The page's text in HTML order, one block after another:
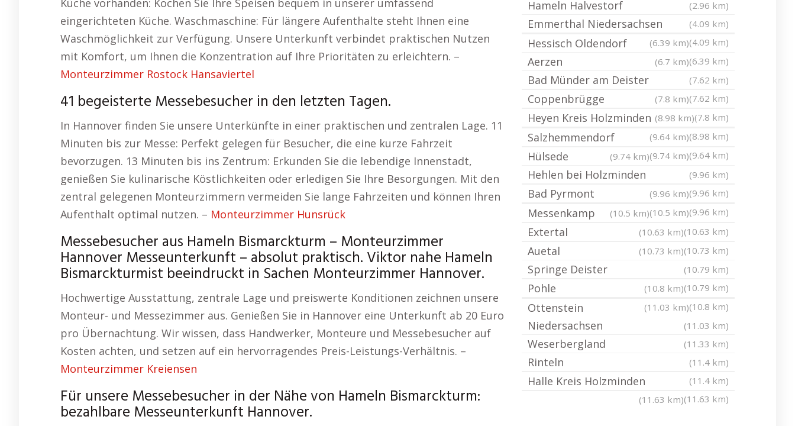
Küche vorhanden: Kochen Sie Ihre Speisen bequem in unserer umfassend
eingerichteten Küche. Waschmaschine: Für längere Aufenthalte steht Ihnen eine
Waschmöglichkeit zur Verfügung. Unsere Unterkunft verbindet praktischen Nutzen
mit Komfort, um Ihnen die Konzentration auf Ihre Prioritäten zu erleichtern. –
Monteurzimmer Rostock Hansaviertel
41 begeisterte Messebesucher in den letzten Tagen.
In Hannover finden Sie unsere Unterkünfte in einer praktischen und zentralen Lage. 11
Minuten bis zur Messe: Perfekt gelegen für Besucher, die eine kurze Fahrzeit
bevorzugen. 13 Minuten bis ins Zentrum: Erkunden Sie die lebendige Innenstadt,
genießen Sie kulinarische Köstlichkeiten oder erledigen Sie Ihre Besorgungen. Mit den
zentral gelegenen Monteurzimmern vermeiden Sie lange Fahrzeiten und können Ihren
Aufenthalt optimal nutzen. – Monteurzimmer Hunsrück
Messebesucher aus Hameln Bismarckturm – Monteurzimmer
Hannover Messeunterkunft – absolut praktisch. Viktor nahe Hameln
Bismarckturmist beeindruckt in Sachen Monteurzimmer Hannover.
Hochwertige Ausstattung, zentrale Lage und preiswerte Konditionen zeichnen unsere
Monteur- und Messezimmer aus. Genießen Sie in Hannover eine Unterkunft ab 20 Euro
pro Übernachtung. Wir wissen, dass Handwerker, Monteure und Messebesucher auf
Kosten achten, und setzen auf ein hervorragendes Preis-Leistungs-Verhältnis. –
Monteurzimmer Kreiensen
Für unsere Messebesucher in der Nähe von Hameln Bismarckturm:
bezahlbare Messeunterkunft Hannover.
Hameln Halvestorf (2.96 km)
Emmerthal Niedersachsen
(4.09 km)
(4.09 km)
(6.39 km)
Hessisch Oldendorf
(6.39 km)
Aerzen (6.7 km)
Bad Münder am Deister
(7.62 km)
(7.62 km)
Coppenbrügge
(7.8 km)
(7.8 km)
Heyen Kreis Holzminden (8.98 km)
(8.98 km)
(9.64 km)
Salzhemmendorf
(9.64 km)
(9.74 km)
Hülsede (9.74 km)
Hehlen bei Holzminden
(9.96 km)
(9.96 km)
Bad Pyrmont
(9.96 km)
(9.96 km)
(10.5 km)
Messenkamp
(10.5 km)
(10.63 km)
Extertal
(10.63 km)
(10.73 km)
Auetal (10.73 km)
Springe Deister
(10.79 km)
(10.79 km)
Pohle
(10.8 km)
(10.8 km)
(11.03 km)
Ottenstein
Niedersachsen
(11.03 km)
Weserbergland (11.33 km)
Rinteln
(11.4 km)
(11.4 km)
Halle Kreis Holzminden
(11.63 km)
(11.63 km)